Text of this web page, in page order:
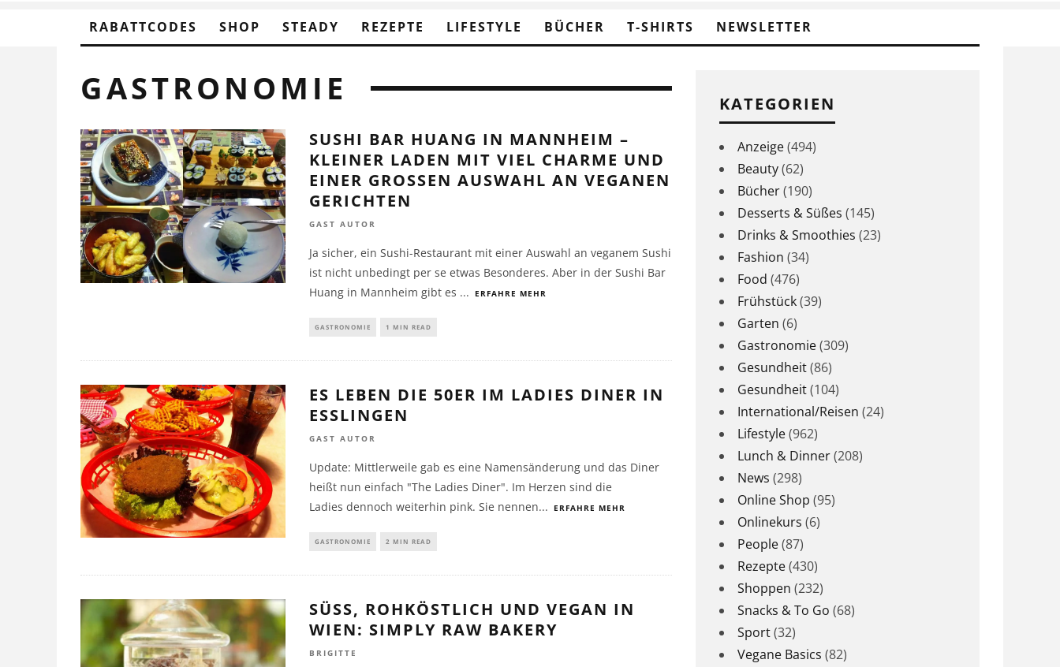
RABATTCODES SHOP STEADY REZEPTE LIFESTYLE BÜCHER T-SHIRTS NEWSLETTER
GASTRONOMIE
SUSHI BAR HUANG IN MANNHEIM –
KLEINER LADEN MIT VIEL CHARME UND
EINER GROSSEN AUSWAHL AN VEGANEN G
ERICHTEN
GAST AUTOR
Ja sicher, ein Sushi-Restaurant mit einer Auswahl an veganem Sushi
ist nicht unbedingt per se etwas Besonderes. Aber in der Sushi Bar
Huang in Mannheim gibt es ... ERFAHRE MEHR
GASTRONOMIE 1 MIN READ
ES LEBEN DIE 50ER IM LADIES DINER IN
ESSLINGEN
GAST AUTOR
Update: Mittlerweile gab es eine Namensänderung und das Diner
heißt nun einfach "The Ladies Diner". Im Herzen sind die
Ladies dennoch weiterhin pink. Sie nennen... ERFAHRE MEHR
GASTRONOMIE 2 MIN READ
SÜSS, ROHKÖSTLICH UND VEGAN IN W
IEN: SIMPLY RAW BAKERY
BRIGITTE
KATEGORIEN
Anzeige(494)
Beauty(62)
Bücher(190)
Desserts & Süßes (145)
Drinks & Smoothies (23)
Fashion (34)
Food (476)
Frühstück(39)
Garten (6)
Gastronomie(309)
Gesundheit(86)
Gesundheit(104)
International/Reisen (24)
Lifestyle(962)
Lunch & Dinner(208)
News (298)
Online Shop (95)
Onlinekurs (6)
People(87)
Rezepte(430)
Shoppen (232)
Snacks & To Go (68)
Sport(32)
Vegane Basics (82)